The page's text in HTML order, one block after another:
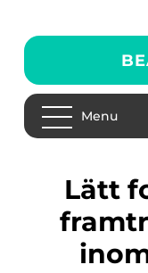
Menu
Lätt foundation: En